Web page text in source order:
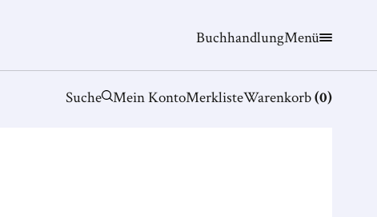
BuchhandlungMenü
Suche Mein KontoMerklisteWarenkorb(0)